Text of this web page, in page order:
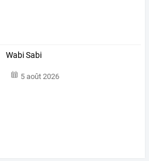
Wabi Sabi
5 août 2026